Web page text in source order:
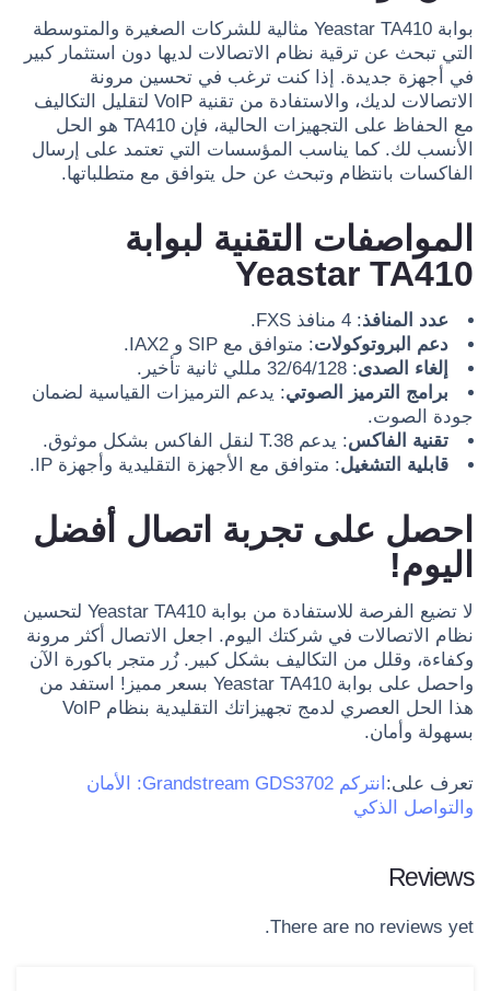
بوابة Yeastar TA410 مثالية للشركات الصغيرة والمتوسطة
التي تبحث عن ترقية نظام الاتصالات لديها دون استثمار كبير
في أجهزة جديدة. إذا كنت ترغب في تحسين مرونة
الاتصالات لديك، والاستفادة من تقنية VoIP لتقليل التكاليف
مع الحفاظ على التجهيزات الحالية، فإن TA410 هو الحل
الأنسب لك. كما يناسب المؤسسات التي تعتمد على إرسال
الفاكسات بانتظام وتبحث عن حل يتوافق مع متطلباتها.
المواصفات التقنية لبوابة
Yeastar TA410
عدد المنافذ: 4 منافذ FXS.
دعم البروتوكولات: متوافق مع SIP و IAX2.
إلغاء الصدى: 32/64/128 مللي ثانية تأخير.
برامج الترميز الصوتي: يدعم الترميزات القياسية لضمان
جودة الصوت.
تقنية الفاكس: يدعم T.38 لنقل الفاكس بشكل موثوق.
قابلية التشغيل: متوافق مع الأجهزة التقليدية وأجهزة IP.
احصل على تجربة اتصال أفضل
اليوم!
لا تضيع الفرصة للاستفادة من بوابة Yeastar TA410 لتحسين
نظام الاتصالات في شركتك اليوم. اجعل الاتصال أكثر مرونة
وكفاءة، وقلل من التكاليف بشكل كبير. زُر متجر باكورة الآن
واحصل على بوابة Yeastar TA410 بسعر مميز! استفد من
هذا الحل العصري لدمج تجهيزاتك التقليدية بنظام VoIP
بسهولة وأمان.
تعرف على:
انتركم Grandstream GDS3702: الأمان
والتواصل الذكي
Reviews
There are no reviews yet.